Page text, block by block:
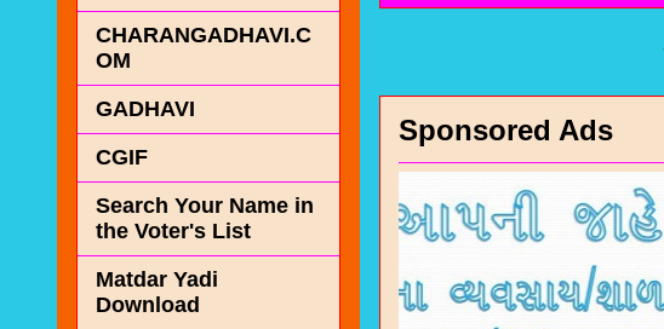
Sponsored Ads
CHARANGADHAVI.C
OM
GADHAVI
CGIF
Search Your Name in
the Voter's List
Matdar Yadi
Download